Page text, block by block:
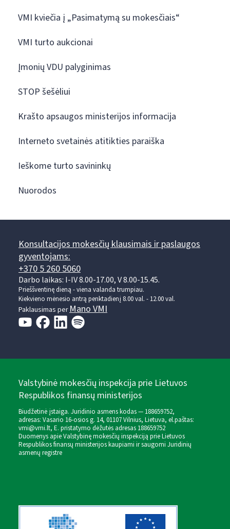
VMI kviečia į „Pasimatymą su mokesčiais“
VMI turto aukcionai
Įmonių VDU palyginimas
STOP šešėliui
Krašto apsaugos ministerijos informacija
Interneto svetainės atitikties paraiška
Ieškome turto savininkų
Nuorodos
Konsultacijos mokesčių klausimais ir paslaugos
gyventojams:
+370 5 260 5060
Darbo laikas: I-IV 8.00-17.00, V 8.00-15.45.
Prieššventinę dieną - viena valanda trumpiau.
Kiekvieno mėnesio antrą penktadienį 8.00 val. - 12.00 val.
Paklausimas perMano VMI
Valstybinė mokesčių inspekcija prie Lietuvos
Respublikos finansų ministerijos
Biudžetinė įstaiga. Juridinio asmens kodas — 188659752,
adresas: Vasario 16-osios g. 14, 01107 Vilnius, Lietuva, el.paštas:
vmi@vmi.lt, E. pristatymo dėžutės adresas 188659752
Duomenys apie Valstybinę mokesčių inspekciją prie Lietuvos
Respublikos finansų ministerijos kaupiami ir saugomi Juridinių
asmenų registre